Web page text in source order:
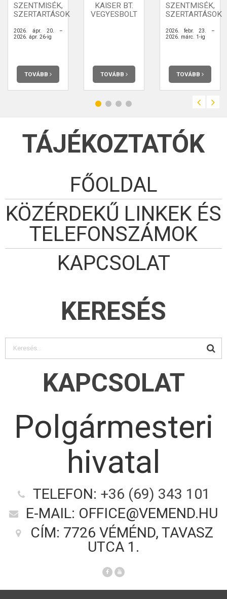
SZENTMISÉK,
SZERTARTÁSOK
2026. ápr. 20. –
2026. ápr. 26-ig
TOVÁBB
KAISER BT.
VEGYESBOLT
TOVÁBB
SZENTMISÉK,
SZERTARTÁSOK
2026. febr. 23. –
2026. márc. 1-ig
TOVÁBB
TÁJÉKOZTATÓK
FŐOLDAL
KÖZÉRDEKŰ LINKEK ÉS
TELEFONSZÁMOK
KAPCSOLAT
KERESÉS
KAPCSOLAT
Polgármesteri
hivatal
TELEFON: +36 (69) 343 101
E-MAIL: OFFICE@VEMEND.HU
CÍM: 7726 VÉMÉND, TAVASZ
UTCA 1.